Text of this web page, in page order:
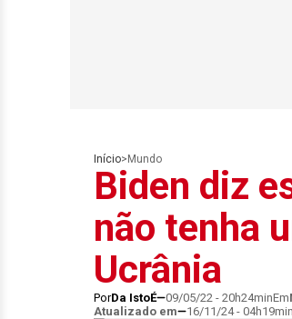
Início> Mundo
Biden diz
não tenha
Ucrânia
PorDa IstoÉ 09/05/22 - 20h24minEm
Atualizado em
16/11/24 - 04h19min